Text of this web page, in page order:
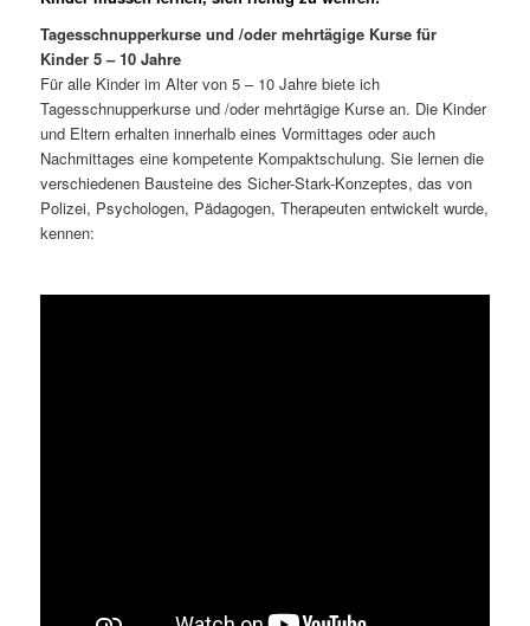
Tagesschnupperkurse und /oder mehrtägige Kurse für
Kinder 5 – 10 Jahre
Für alle Kinder im Alter von 5 – 10 Jahre biete ich
Tagesschnupperkurse und /oder mehrtägige Kurse an. Die Kinder
und Eltern erhalten innerhalb eines Vormittages oder auch
Nachmittages eine kompetente Kompaktschulung. Sie lernen die
verschiedenen Bausteine des Sicher-Stark-Konzeptes, das von
Polizei, Psychologen, Pädagogen, Therapeuten entwickelt wurde,
kennen: